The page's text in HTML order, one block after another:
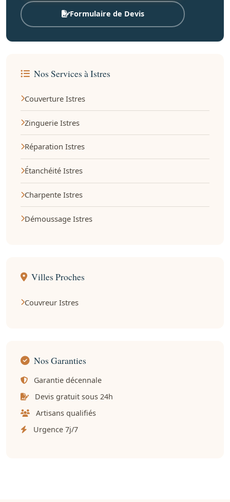
Formulaire de Devis
Nos Services à Istres
Couverture Istres
Zinguerie Istres
Réparation Istres
Étanchéité Istres
Charpente Istres
Démoussage Istres
Villes Proches
Couvreur Istres
Nos Garanties
Garantie décennale
Devis gratuit sous 24h
Artisans qualifiés
Urgence 7j/7